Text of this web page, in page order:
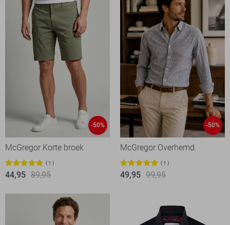
-50%
McGregor Korte broek
1
44,95 89,95
-50%
McGregor Overhemd
1
49,95 99,95